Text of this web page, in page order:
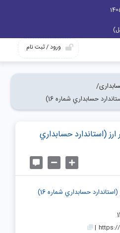
ورود / ثبت نام
حسابداري شماره 16)
(استاندارد حسابداري
حسابداري شماره 16)
|